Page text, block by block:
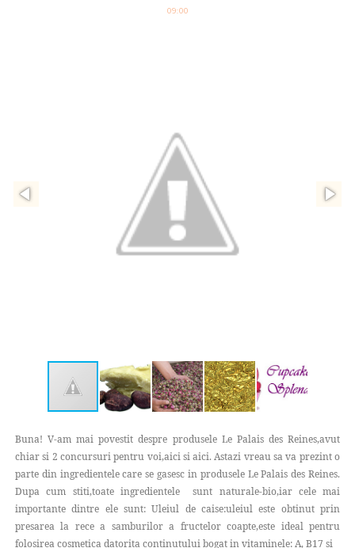
09:00
Buna! V-am mai povestit despre produsele Le Palais des Reines,avut
chiar si 2 concursuri pentru voi,aici si aici. Astazi vreau sa va prezint o
parte din ingredientele care se gasesc in produsele Le Palais des Reines.
Dupa cum stiti,toate ingredientele sunt naturale-bio,iar cele mai
importante dintre ele sunt: Uleiul de caise:uleiul este obtinut prin
presarea la rece a samburilor a fructelor coapte,este ideal pentru
folosirea cosmetica datorita continutului bogat in vitaminele: A, B17 si